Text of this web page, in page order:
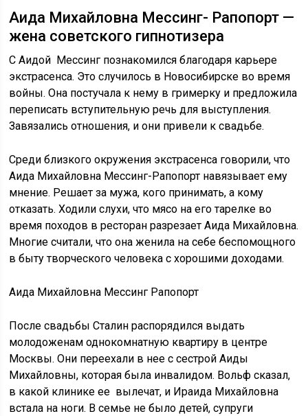
Аида Михайловна Мессинг- Рапопорт —
жена советского гипнотизера
С Аидой Мессинг познакомился благодаря карьере
экстрасенса. Это случилось в Новосибирске во время
войны. Она постучала к нему в гримерку и предложила
переписать вступительную речь для выступления.
Завязались отношения, и они привели к свадьбе.
Среди близкого окружения экстрасенса говорили, что
Аида Михайловна Мессинг-Рапопорт навязывает ему
мнение. Решает за мужа, кого принимать, а кому
отказать. Ходили слухи, что мясо на его тарелке во
время походов в ресторан разрезает Аида Михайловна.
Многие считали, что она женила на себе беспомощного
в быту творческого человека с хорошими доходами.
Аида Михайловна Мессинг Рапопорт
После свадьбы Сталин распорядился выдать
молодоженам однокомнатную квартиру в центре
Москвы. Они переехали в нее с сестрой Аиды
Михайловны, которая была инвалидом. Вольф сказал,
в какой клинике ее вылечат, и Ираида Михайловна
встала на ноги. В семье не было детей, супруги